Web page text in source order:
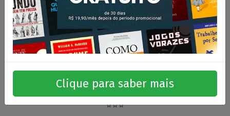
⭐⭐⭐
Clique para saber mais